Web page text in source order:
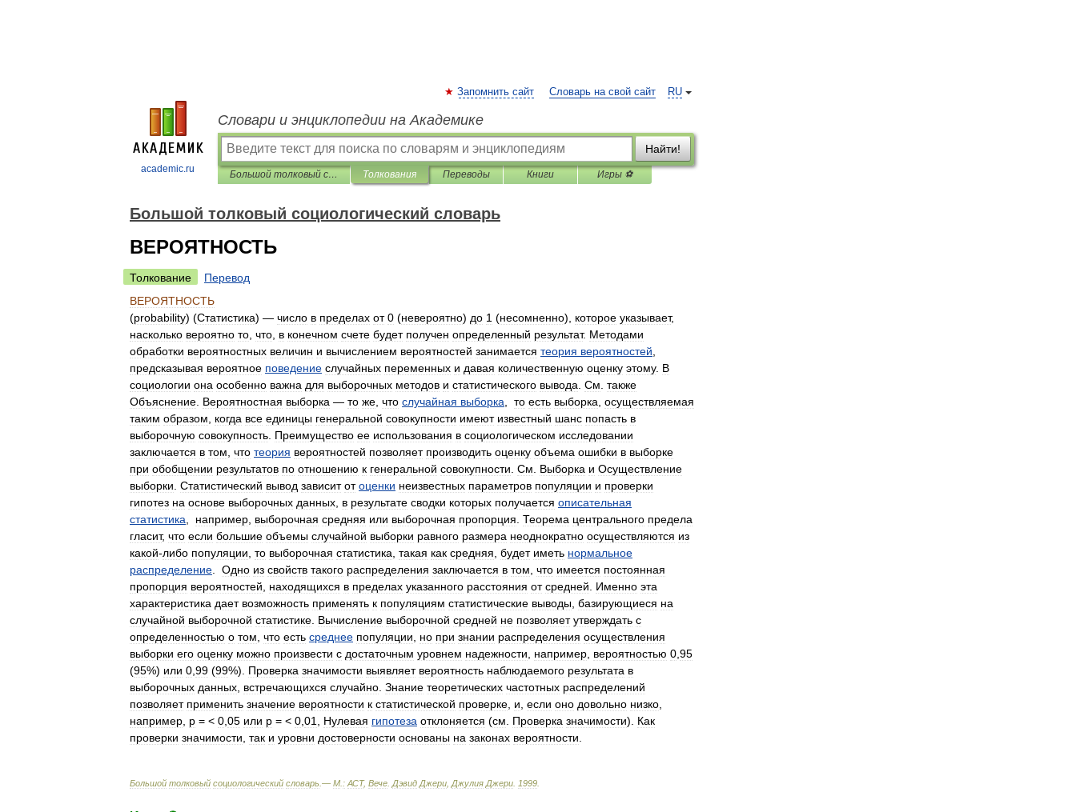
academic.ru
RU
Запомнить сайт Словарь на свой сайт
Словари и энциклопедии на Академике
Найти!
Большой толковый социологический словарь Толкования Переводы Книги Игры ⚽
Большой толковый социологический словарь
ВЕРОЯТНОСТЬ
Толкование
Перевод
ВЕРОЯТНОСТЬ
(probability) (Статистика) — число в пределах от 0 (невероятно) до 1 (несомненно), которое указывает,
насколько вероятно то что в конечном счете будет получен определенный результат. Методами
обработки вероятностных величин и вычислением вероятностей занимается теория вероятностей
предсказывая вероятное поведение случайных переменных и давая количественную оценку этому. В
социологии она особенно важна для выборочных методов и статистического вывода См также
Объяснение Вероятностная выборка — то же что случайная выборка то есть выборка осуществляемая
таким образом когда все единицы генеральной совокупности имеют известный шанс попасть в
выборочную совокупность Преимущество ее использования в социологическом исследовании
заключается в том что теория вероятностей позволяет производить оценку объема ошибки в выборке
при обобщении результатов по отношению к генеральной совокупности См Выборка и Осуществление
выборки Статистический вывод зависит от оценки неизвестных параметров популяции и проверки
гипотез на основе выборочных данных в результате сводки которых получается описательная
статистика
например выборочная средняя или выборочная пропорция Теорема центрального предела
гласит, что если большие объемы случайной выборки равного размера неоднократно осуществляются из
какой-либо популяции то выборочная статистика такая как средняя будет иметь нормальное
распределение
Одно из свойств такого распределения заключается в том что имеется постоянная
пропорция вероятностей находящихся в пределах указанного расстояния от средней Именно эта
характеристика дает возможность применять к популяциям статистические выводы базирующиеся на
случайной выборочной статистике Вычисление выборочной средней не позволяет утверждать с
определенностью о том что есть среднее популяции но при знании распределения осуществления
выборки его оценку можно произвести с достаточным уровнем надежности например вероятностью 0 95
(95%) или 0 99 (99%). Проверка значимости выявляет вероятность наблюдаемого результата в
выборочных данных встречающихся случайно Знание теоретических частотных распределений
позволяет применить значение вероятности к статистической проверке и если оно довольно низко
например р = < 0 05 или р = < 0 01 Нулевая гипотеза отклоняется (см Проверка значимости). Как
проверки значимости так и уровни достоверности основаны на законах вероятности
Большой толковый социологический словарь .— М : АСТ, Вече Дэвид Джери Джулия Джери 1999